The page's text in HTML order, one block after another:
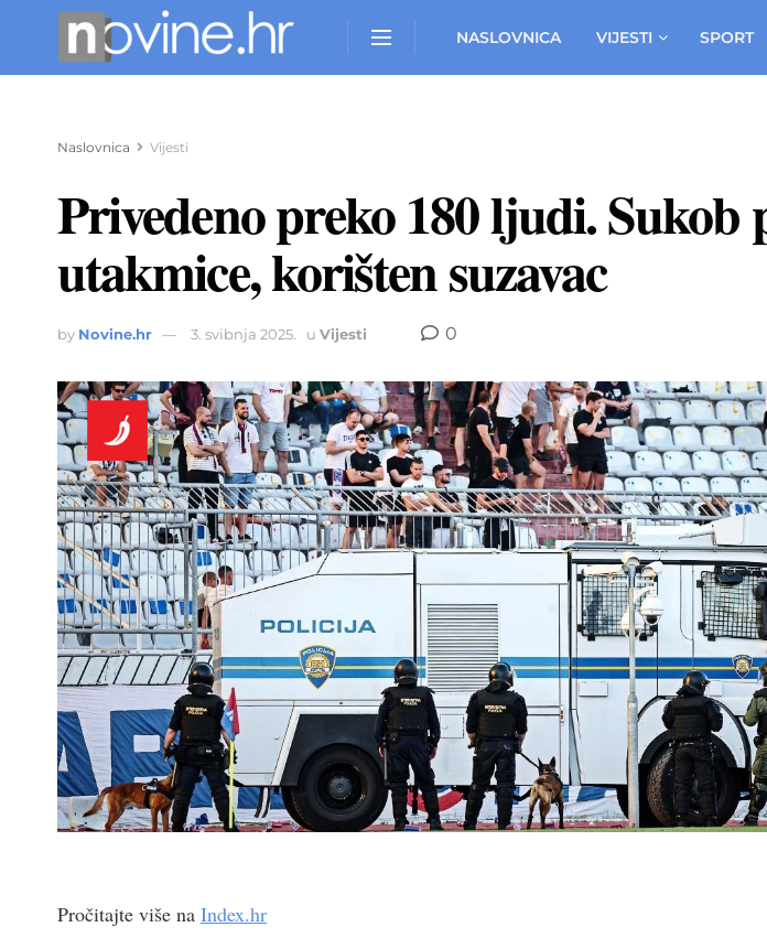
NASLOVNICA VIJESTI SPORT
Naslovnica Vijesti
Privedeno preko 180 ljudi. Sukob
utakmice, korišten suzavac
by Novine.hr 3. svibnja 2025. u Vijesti 0
Pročitajte više na Index.hr